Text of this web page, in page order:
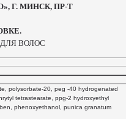
Г. МИНСК, ПР-Т
ВОЛОС
polysorbate-20, peg -40 hydrogenated
tetrastearate, ppg-2 hydroxyethyl
phenoxyethanol, рunica granatum